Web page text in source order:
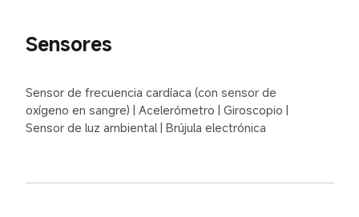
Sensores
Sensor de frecuencia cardíaca (con sensor de
oxígeno en sangre) | Acelerómetro | Giroscopio |
Sensor de luz ambiental | Brújula electrónica